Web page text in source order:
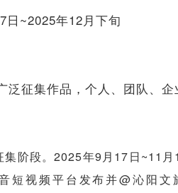
日~2025年12月下旬
泛征集作品，个人、团队、
集阶段。2025年9月17日~11
短视频平台发布并@沁阳